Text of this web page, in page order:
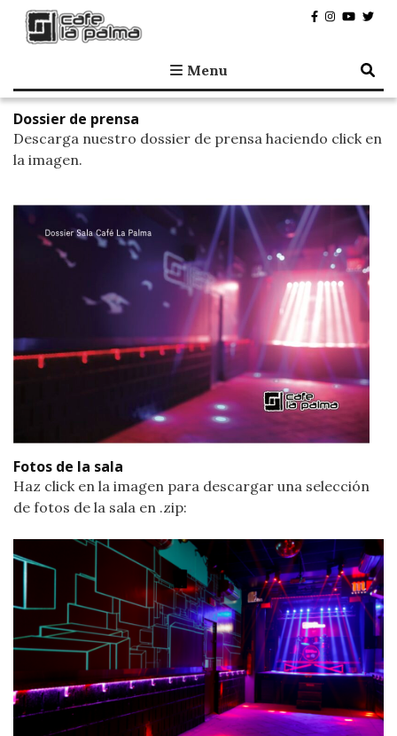
Café la Palma
Programando música en directo en Madrid, desde 1995.
Menu
Dossier de prensa
Descarga nuestro dossier de prensa haciendo click en
la imagen.
Fotos de la sala
Haz click en la imagen para descargar una selección
de fotos de la sala en .zip: